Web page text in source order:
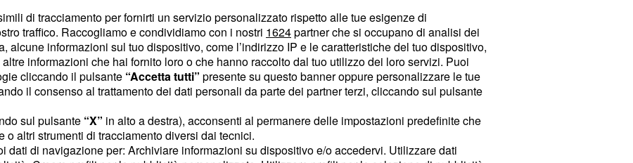
Martinelli continuerà
di tracciamento per fornirti un servizio personalizzato rispetto alle tue esigenze di
traffico. Raccogliamo e condividiamo con i nostri 1624partner che si occupano di analisi dei
alcune informazioni sul tuo dispositivo, come l’indirizzo IP e le caratteristiche del tuo dispositivo,
informazioni che hai fornito loro o che hanno raccolto dal tuo utilizzo dei loro servizi. Puoi
cliccando il pulsante “Accetta tutti” presente su questo banner oppure personalizzare le tue
il consenso al trattamento dei dati personali da parte dei partner terzi, cliccando sul pulsante
sul pulsante “X” in alto a destra), acconsenti al permanere delle impostazioni predefinite che
o altri strumenti di tracciamento diversi dai tecnici.
dati di navigazione per: Archiviare informazioni su dispositivo e/o accedervi. Utilizzare dati